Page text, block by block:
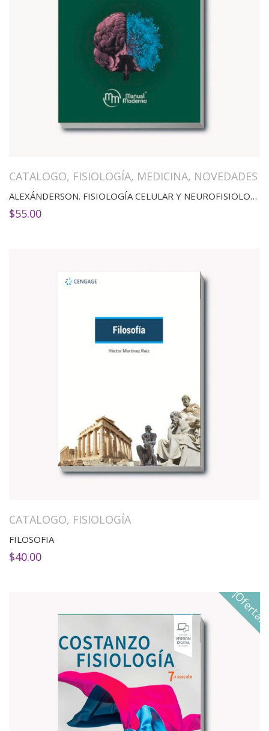
CATALOGO, FISIOLOGÍA, MEDICINA, NOVEDADES
ALEXÁNDERSON. FISIOLOGÍA CELULAR Y NEUROFISIOLOGÍA
$55.00
CATALOGO, FISIOLOGÍA
FILOSOFIA
$40.00
¡Oferta!